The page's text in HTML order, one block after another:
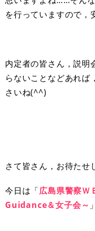
を行っていますので，
内定者の皆さん，説明
らないことなどあれば
さいね(^^)
さて皆さん，お待たせ
今日は「広島県警察Ｗ
Guidance＆女子会～